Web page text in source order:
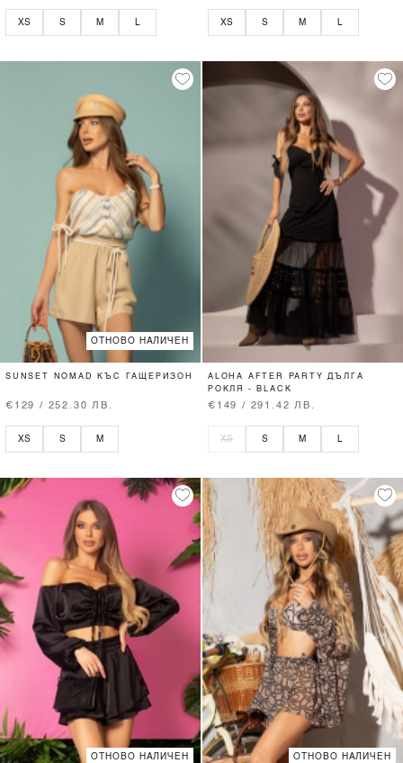
XS S M L XS S M L
ОТНОВО НАЛИЧЕН
SUNSET NOMAD КЪС ГАЩЕРИЗОН
€129 / 252.30 ЛВ.
XS S M
ALOHA AFTER PARTY ДЪЛГА
РОКЛЯ - BLACK
€149 / 291.42 ЛВ.
XS S M
ОТНОВО НАЛИЧЕН ОТНОВО НАЛИЧЕН